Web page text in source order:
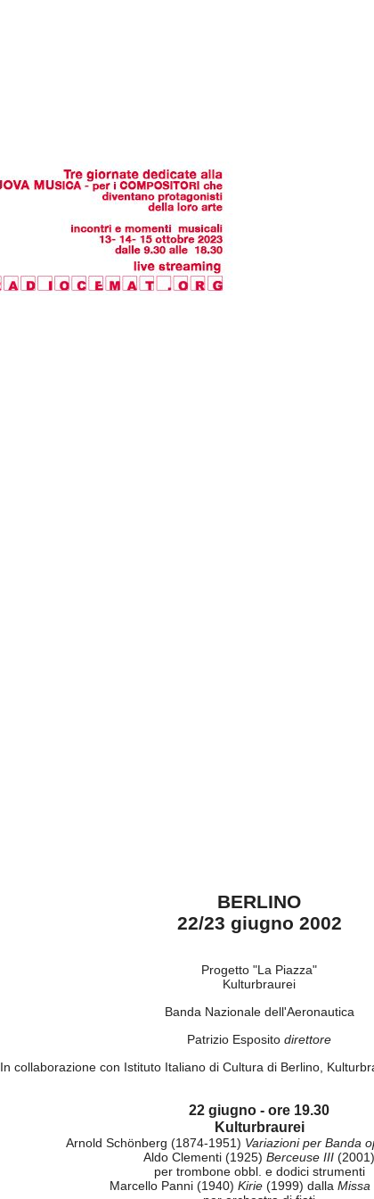
BERLINO
22/23 giugno 2002
Progetto "La Piazza"
Kulturbraurei
Banda Nazionale dell'Aeronautica
Patrizio Esposito direttore
In collaborazione con Istituto Italiano di Cultura di Berlino,
22 giugno - ore 19.30
Kulturbraurei
Arnold Schönberg (1874-1951) Variazioni per Banda
Aldo Clementi (1925) Berceuse III (2001)
per trombone obbl. e dodici strumenti
Marcello Panni (1940) Kirie (1999) dalla Missa